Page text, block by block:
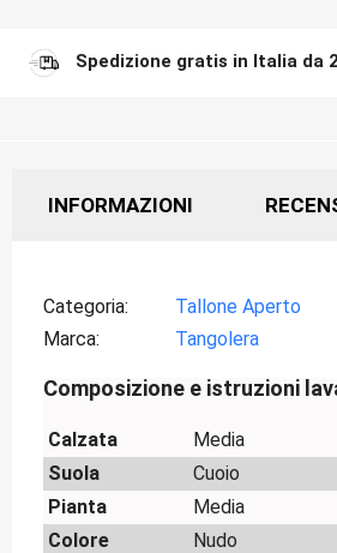
Spedizione gratis in Italia da
INFORMAZIONI
Categoria
Tallone Aperto
Marca
Tangolera
Composizione e istruzioni
Calzata
Media
Suola
Cuoio
Pianta
Media
Colore
Nudo